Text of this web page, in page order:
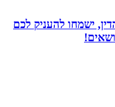
ישמחו להעניק לכם